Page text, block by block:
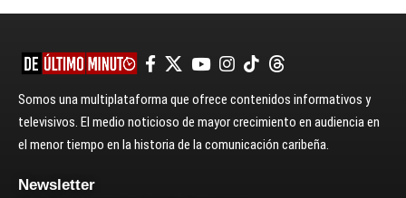
Somos una multiplataforma que ofrece contenidos informativos y
televisivos. El medio noticioso de mayor crecimiento en audiencia en
el menor tiempo en la historia de la comunicación caribeña.
Newsletter